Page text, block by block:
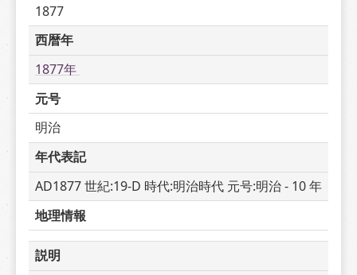
1877
西暦年
1877年
元号
明治
年代表記
AD1877 世紀:19-D 時代:明治時代 元号:明治 - 10 年
地理情報
説明